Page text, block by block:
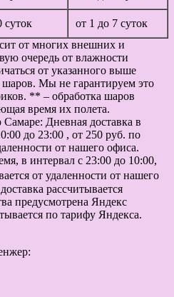
суток
от 1 до 7 суток
от многих внешних и
очередь от влажности
от указанного выше
Мы не гарантируем это
** – обработка шаров
время их полета.
Дневная доставка в
до 23:00 , от 250 руб. по
от нашего офиса.
в интервал с 23:00 до 10:00,
от удаленности от нашего
рассчитывается
предусмотрена Яндекс
по тарифу Яндекса.